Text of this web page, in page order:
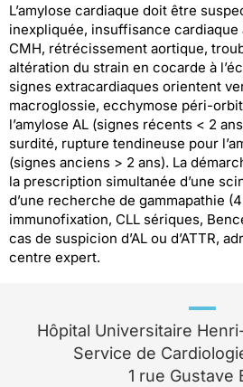
L’amylose cardiaque doit être
inexpliquée, insuffisance cardiaque
CMH, rétrécissement aortique,
altération du strain en cocarde à
signes extracardiaques orientent
macroglossie, ecchymose péri-
l’amylose AL (signes récents < 2
surdité, rupture tendineuse pour
(signes anciens > 2 ans). La
la prescription simultanée d’une
d’une recherche de gammapathie
immunofixation, CLL sériques,
cas de suspicion d’AL ou d’ATTR,
centre expert.
Hôpital Universitaire
Service de
1 rue Gustave